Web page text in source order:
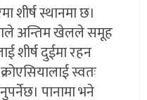
शीर्ष स्थानमा छ।
अन्तिम खेलले समूह
शीर्ष दुईमा रहन
स्वतः
पानामा भने